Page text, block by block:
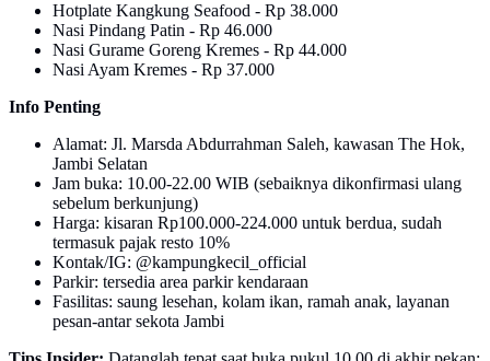
Hotplate Kangkung Seafood - Rp 38.000
Nasi Pindang Patin - Rp 46.000
Nasi Gurame Goreng Kremes - Rp 44.000
Nasi Ayam Kremes - Rp 37.000
Info Penting
Alamat: Jl. Marsda Abdurrahman Saleh, kawasan The Hok,
Jambi Selatan
Jam buka: 10.00-22.00 WIB (sebaiknya dikonfirmasi ulang
sebelum berkunjung)
Harga: kisaran Rp100.000-224.000 untuk berdua, sudah
termasuk pajak resto 10%
Kontak/IG: @kampungkecil_official
Parkir: tersedia area parkir kendaraan
Fasilitas: saung lesehan, kolam ikan, ramah anak, layanan
pesan-antar sekota Jambi